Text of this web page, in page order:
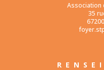
Association
35